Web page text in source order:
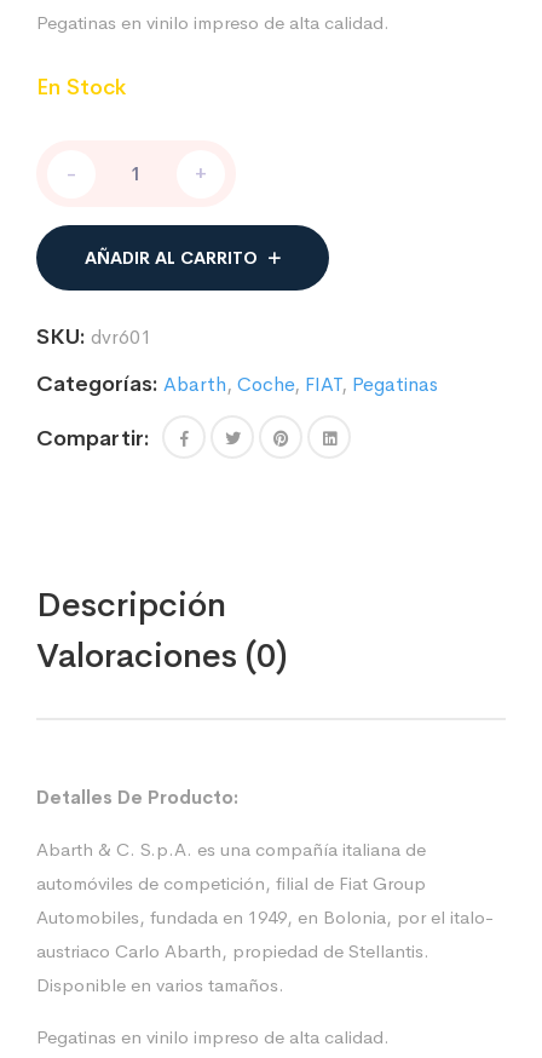
Pegatinas en vinilo impreso de alta calidad.
En Stock
Logo
mod.02
cantidad
- +
AÑADIR AL CARRITO
SKU: dvr601
Categorías: Abarth, Coche, FIAT, Pegatinas
Compartir:
Descripción
Valoraciones (0)
Detalles De Producto:
Abarth & C. S.p.A. es una compañía italiana de
automóviles de competición, filial de Fiat Group
Automobiles, fundada en 1949, en Bolonia, por el italo-
austriaco Carlo Abarth, propiedad de Stellantis.
Disponible en varios tamaños.
Pegatinas en vinilo impreso de alta calidad.